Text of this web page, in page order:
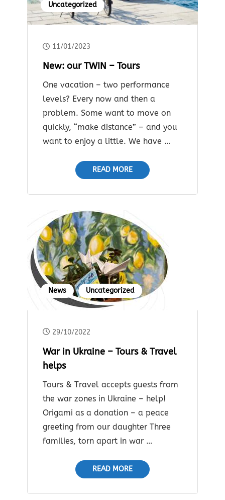
Uncategorized
11/01/2023
New: our TWIN – Tours
One vacation – two performance
levels? Every now and then a
problem. Some want to move on
quickly, “make distance” – and you
want to enjoy a little. We have …
READ MORE
News Uncategorized
29/10/2022
War in Ukraine – Tours & Travel
helps
Tours & Travel accepts guests from
the war zones in Ukraine – help!
Origami as a donation – a peace
greeting from our daughter Three
families, torn apart in war …
READ MORE